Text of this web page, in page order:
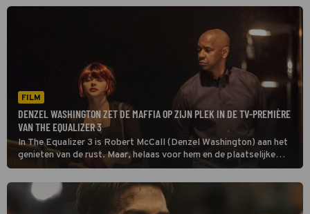
FILM
DENZEL WASHINGTON ZET DE MAFFIA OP ZIJN PLEK IN DE TV-PREMIÈRE
VAN THE EQUALIZER 3
In The Equalizer 3 is Robert McCall (Denzel Washington) aan het
genieten van de rust. Maar, helaas voor hem en de plaatselijke
maffia, niet voor lang.